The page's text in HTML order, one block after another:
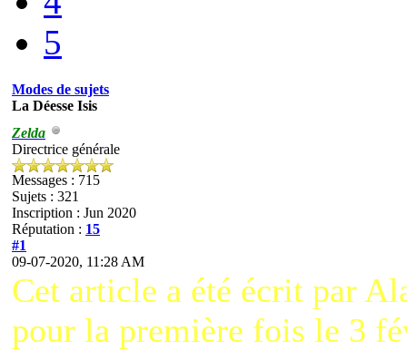
5
Modes de sujets
La Déesse Isis
Zelda
Directrice générale
Messages : 715
Sujets : 321
Inscription : Jun 2020
Réputation : 15
#1
09-07-2020, 11:28 AM
Cet article a été écrit par
pour la première fois le 3